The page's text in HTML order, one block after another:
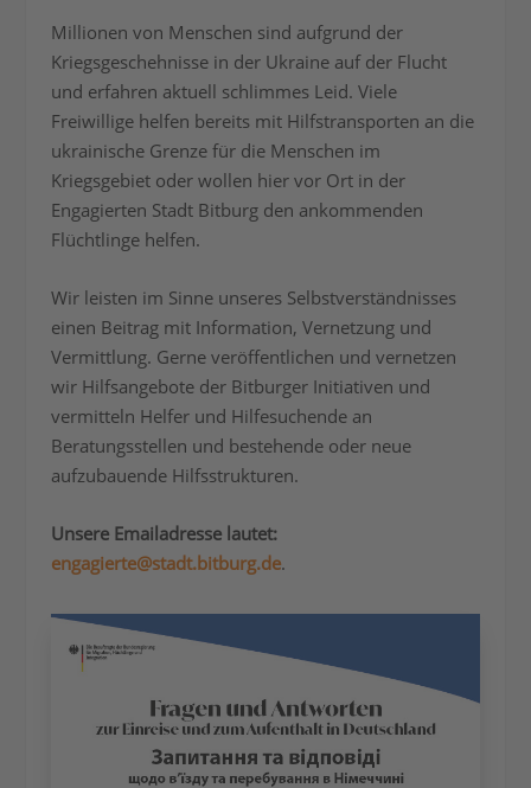
Millionen von Menschen sind aufgrund der
Kriegsgeschehnisse in der Ukraine auf der Flucht
und erfahren aktuell schlimmes Leid. Viele
Freiwillige helfen bereits mit Hilfstransporten an die
ukrainische Grenze für die Menschen im
Kriegsgebiet oder wollen hier vor Ort in der
Engagierten Stadt Bitburg den ankommenden
Flüchtlinge helfen.
Wir leisten im Sinne unseres Selbstverständnisses
einen Beitrag mit Information, Vernetzung und
Vermittlung. Gerne veröffentlichen und vernetzen
wir Hilfsangebote der Bitburger Initiativen und
vermitteln Helfer und Hilfesuchende an
Beratungsstellen und bestehende oder neue
aufzubauende Hilfsstrukturen.
Unsere Emailadresse lautet:
engagierte@stadt.bitburg.de.